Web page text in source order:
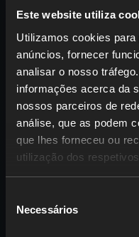
Este website utiliza
Utilizamos cookies
anúncios, fornecer
analisar o nosso
informações acerca da
nossos parceiros de
análise, que as podem
que lhes forneceu ou
utilização dos
Necessários
Ostesouros
cumprir os
com
volta daboia,
direta de luz.
estas
as capturas são